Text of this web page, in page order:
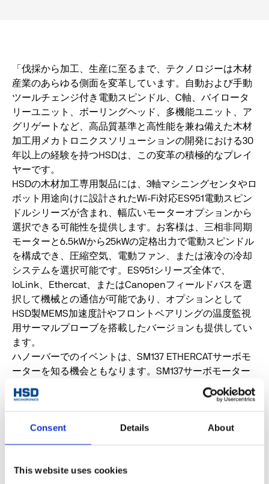
Consent Details About
This website uses cookies
「伐採から加工、生産に至るまで、テクノロジーは木材
産業のあらゆる側面を変革しています。自動および手動
ツールチェンジ付き電動スピンドル、C軸、バイロータ
リーユニット、ボーリングヘッド、多機能ユニット、ア
グリゲートなど、高品質基準と高性能を兼ね備えた木材
加工用メカトロニクスソリューションの開発における30
年以上の経験を持つHSDは、この変革の積極的なプレイ
ヤーです。
HSDの木材加工専用製品には、3軸マシニングセンタやロ
ボット用途向けに設計されたWi-Fi対応ES951電動スピン
ドルシリーズが含まれ、幅広いモーターオプションから
選択できる可能性を提供します。お客様は、三相非同期
モーターと6.5kWから25kWの定格出力で電動スピンドル
を構成でき、圧縮空気、電動ファン、または液冷の冷却
システムを選択可能です。ES951シリーズ全体で、
IoLink、Ethercat、またはCanopenフィールドバスを選
択して機械との通信が可能であり、オプションとして
HSD製MEMS加速度計やフロントベアリングの温度監視
用サーマルプローブを搭載したバージョンも提供してい
ます。
ハノーバーでのイベントは、SM137 ETHERCATサーボモ
ーターを知る機会ともなります。SM137サーボモーター
は、機械的専門知識と電子的専門知識が融合した設計の
結晶であるHSDのスマートモーターシリーズの一部で
モーションコントローラー、エンコーダー、遊星ギアボ
ックス、およびETHERCATおよびPROFINETフィールドバ
し、優れた通信を保証し、基本制御、監視システム、管